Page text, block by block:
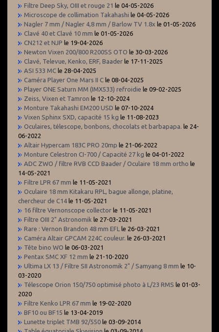
Filtre Deep Sky, OIII et rouge 21 le 04-05-2026
Microscope de collimation Takahashi le 04-05-2026
Nagler 7 mm / Nagler 4,8 mm / Barlow TV 1.8x le 01-05-2026
Clavé 40 et Clavé 10 mm le 01-05-2026
CN212 et NJP le 19-04-2026
Newton Vixen 200/800 R200SS OTO le 30-03-2026
Clavé, Televue, Kenko, ERF, Baader le 17-11-2025
ASI 533 MC le 28-04-2025
Caméra Player One Mars II C le 08-04-2025
Player ONE Saturn MM (IMX533) refroidie le 09-02-2025
Zeiss, Vixen et Tamron le 12-10-2024
Monture Takahashi EM200 USD le 07-10-2024
Vixen Sphinx SXD, capacité 15 kg le 11-08-2023
Oculaires, télescope, bonbons, chocolats et barbapapa. le 24-
06-2022
Altair Hypercam 183C PRO 20mp le 21-06-2022
Monture Celestron CI-700 / Capacité 27 kg le 04-01-2022
ADC ZWO / filtre RVB CCD Baader / Oculaire 18 mm ortho le
14-05-2021
Filtre LPR 67 mm le 11-05-2021
Oculaire 18 mm Kitakaru RPL, bague allonge, platine,
chercheur de C14 le 11-05-2021
16 filtre Vernonscope collector le 11-05-2021
Filtre OIII 2" Astronomik le 27-03-2021
Rare : Vernon Brandon 48 mm EFL le 26-03-2021
Caméra Altair GPCAM 224C couleur. le 26-03-2021
Tête bino WO le 06-03-2021
Pentax SMC XF 12 mm le 21-10-2020
Ultima LX 13 / Filtre SII Astronomik 2" / Samyang 8 mm le 10-
03-2020
Télescope Orion 150/750 optimisé photo à L/23 RMS le 01-03-
2020
Filtre Kenko LPR 67 mm le 19-02-2020
BF10 ou BF15 le 13-04-2019
Lunette triplet TMB 92/550 le 03-09-2014